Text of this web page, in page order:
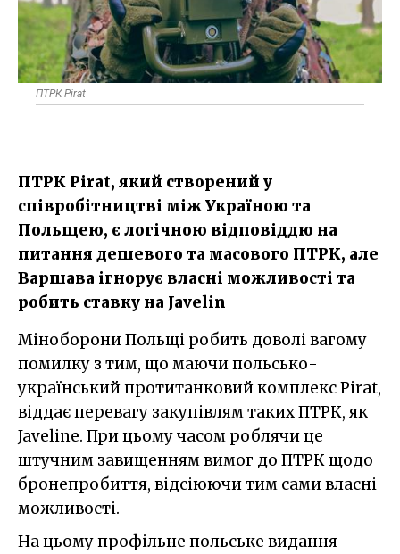
ПТРК Pirat
ПТРК Pirat, який створений у
співробітництві між Україною та
Польщею, є логічною відповіддю на
питання дешевого та масового ПТРК, але
Варшава ігнорує власні можливості та
робить ставку на Javelin
Міноборони Польщі робить доволі вагому
помилку з тим, що маючи польсько-
український протитанковий комплекс Pirat,
віддає перевагу закупівлям таких ПТРК, як
Javeline. При цьому часом роблячи це
штучним завищенням вимог до ПТРК щодо
бронепробиття, відсіюючи тим сами власні
можливості.
На цьому профільне польське видання